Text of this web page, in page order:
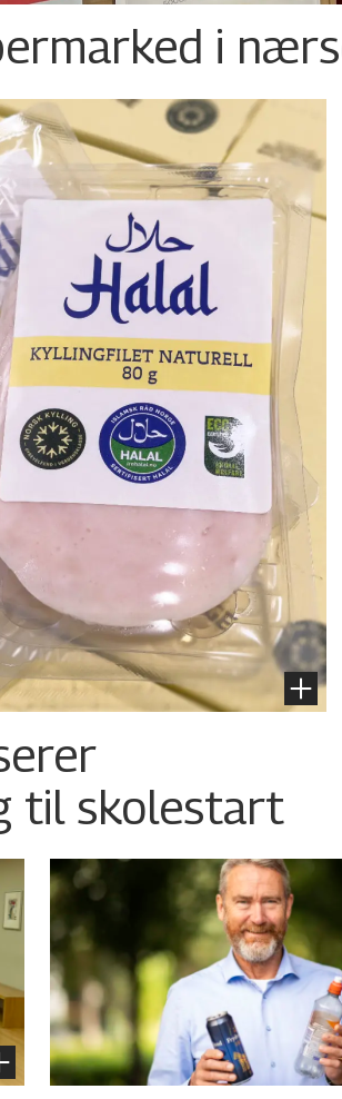
i
til skolestart